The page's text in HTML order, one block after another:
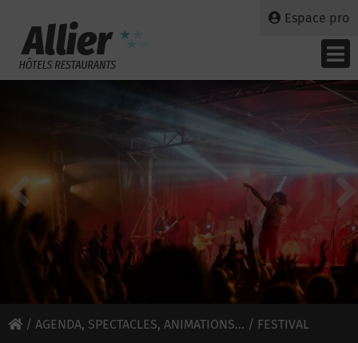
Espace pro
/ AGENDA, SPECTACLES, ANIMATIONS... / FESTIVAL